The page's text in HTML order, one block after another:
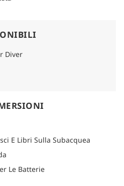
Diver
E Libri Sulla Subacquea
Le Batterie